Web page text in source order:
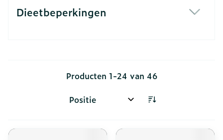
Dieetbeperkingen
Producten 1-24 van 46
Sorteer op: